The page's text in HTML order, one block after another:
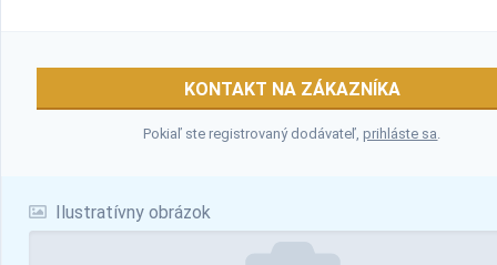
Ilustratívny obrázok
KONTAKT NA ZÁKAZNÍKA
Pokiaľ ste registrovaný dodávateľ,prihláste sa.